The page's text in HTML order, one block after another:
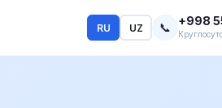
RU UZ 📞 +998